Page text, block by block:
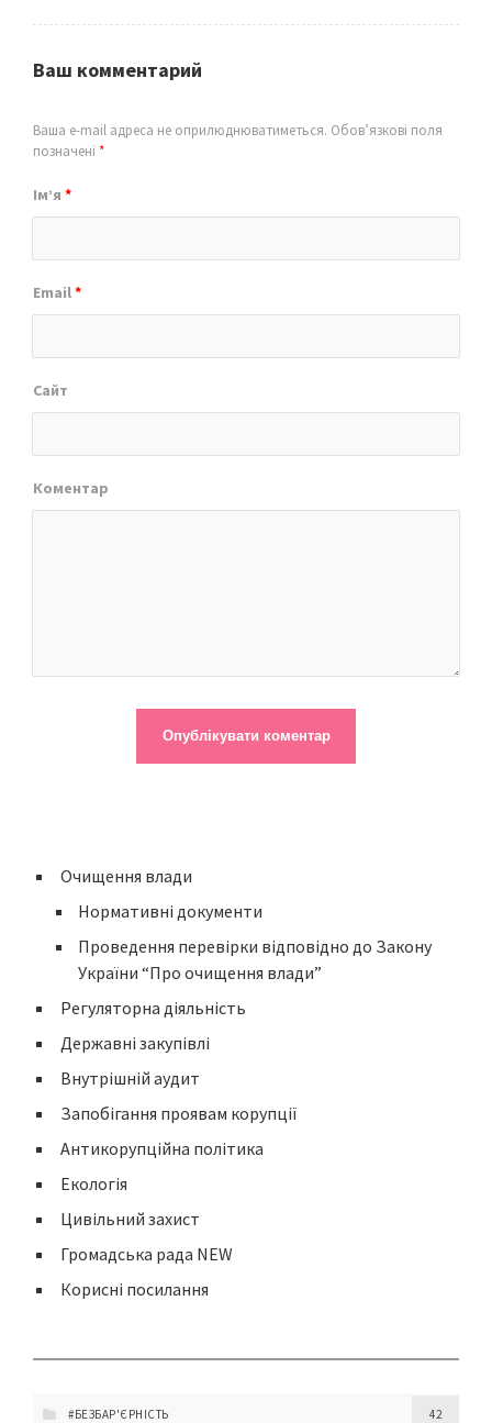
Ваш комментарий
Ваша e-mail адреса не оприлюднюватиметься. Обов’язкові поля
позначені *
Ім’я *
Email*
Сайт
Коментар
Очищення влади
Нормативні документи
Проведення перевірки відповідно до Закону
України “Про очищення влади”
Регуляторна діяльність
Державні закупівлі
Внутрішній аудит
Запобігання проявам корупції
Антикорупційна політика
Екологія
Цивільний захист
Громадська рада NEW
Корисні посилання
#БЕЗБАР'ЄРНІСТЬ 42